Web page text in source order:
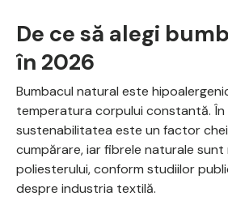
De ce să alegi
în 2026
Bumbacul natural este
temperatura corpului constantă. În
sustenabilitatea este un factor
cumpărare, iar fibrele naturale
poliesterului, conform studiilor
despre industria textilă.